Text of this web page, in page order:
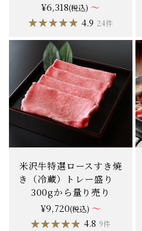
¥6,318(税込) ～
★★★★★
★★★★★ 4.9 24件
米沢牛特選ロースすき焼
き（冷蔵）トレー盛り
300gから量り売り
¥9,720(税込) ～
★★★★★
★★★★★ 4.8 9件